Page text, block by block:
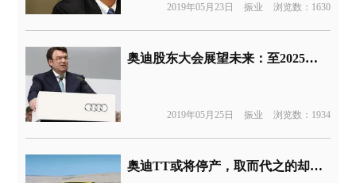
2019年05月23日 振业 浏览数：1630
奥迪股东大会展望未来：至2025年电动车销量占全球四成
2019年05月25日 振业 浏览数：1934
奥迪TT或将停产，取而代之的却是电动车？